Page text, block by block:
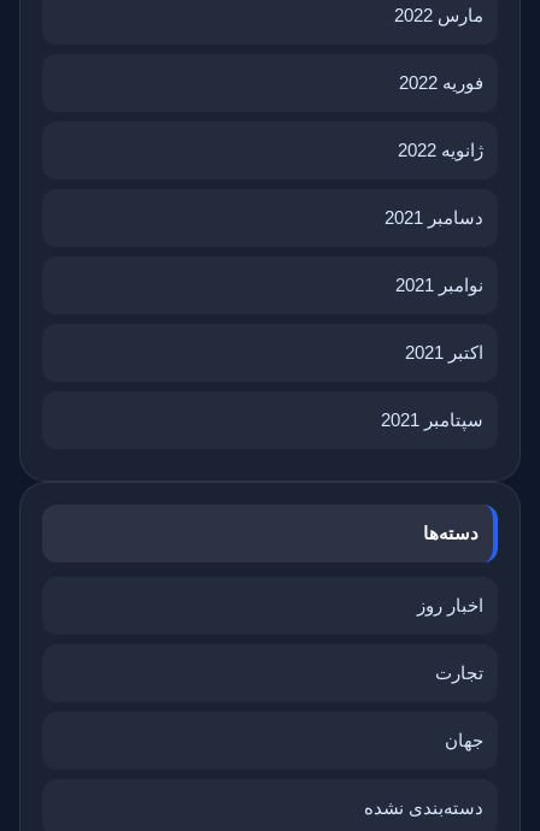
مارس 2022
فوریه 2022
ژانویه 2022
دسامبر 2021
نوامبر 2021
اکتبر 2021
سپتامبر 2021
دسته‌ها
اخبار روز
تجارت
جهان
دسته‌بندی نشده